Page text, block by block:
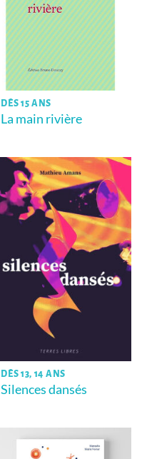
DÈS 15 ANS
La main rivière
DÈS 13, 14 ANS
Silences dansés